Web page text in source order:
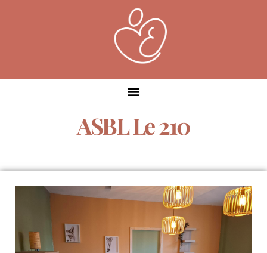
ASBL Le 210